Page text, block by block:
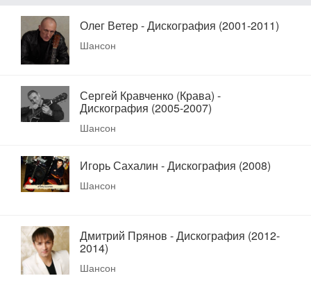
Олег Ветер - Дискография (2001-2011)
Шансон
Сергей Кравченко (Крава) -
Дискография (2005-2007)
Шансон
Игорь Сахалин - Дискография (2008)
Шансон
Дмитрий Прянов - Дискография (2012-
2014)
Шансон